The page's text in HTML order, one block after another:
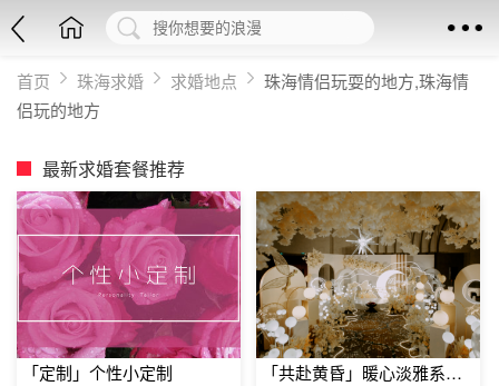
首页 珠海求婚 求婚地点
珠海情侣玩耍的地方,珠海情
侣玩的地方
最新求婚套餐推荐
「定制」个性小定制
「共赴黄昏」暖心淡雅系求